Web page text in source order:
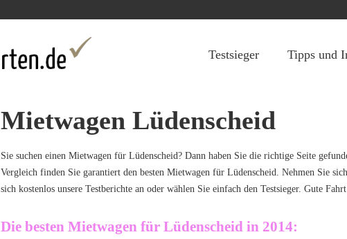
Testsieger Tipps und
Mietwagen Lüdenscheid
Sie suchen einen Mietwagen für Lüdenscheid? Dann haben Sie die richtige Seite
Vergleich finden Sie garantiert den besten Mietwagen für Lüdenscheid. Nehmen Sie
sich kostenlos unsere Testberichte an oder wählen Sie einfach den Testsieger. Gute
Die besten Mietwagen für Lüdenscheid in 2014: